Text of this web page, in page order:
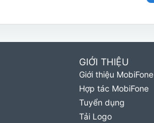
GIỚI THIỆU
Giới thiệu MobiFone
Hợp tác MobiFone
Tuyển dụng
Tải Logo